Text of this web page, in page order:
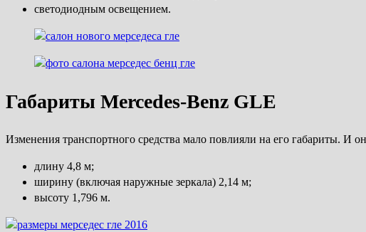
светодиодным освещением.
Габариты Mercedes-Benz GLE
Изменения транспортного средства мало повлияли на его габариты. И
длину 4,8 м;
ширину (включая наружные зеркала) 2,14 м;
высоту 1,796 м.